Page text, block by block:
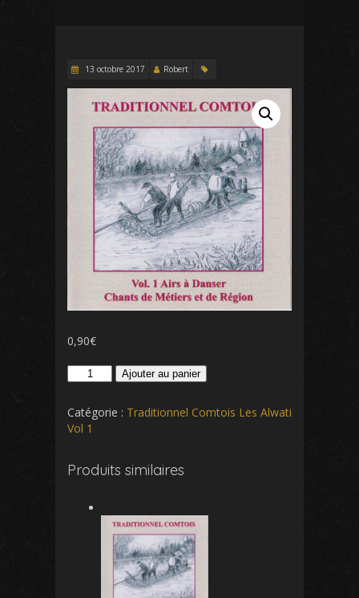
13 octobre 2017 Robert
0,90€
quantité
Les
Canonniers
Ajouter au panier
Catégorie : Traditionnel Comtois Les Alwati
Vol 1
Produits similaires